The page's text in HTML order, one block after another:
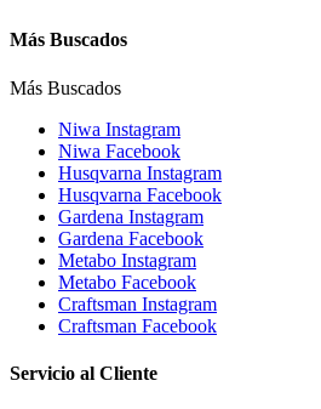
Más Buscados
Más Buscados
Niwa Instagram
Niwa Facebook
Husqvarna Instagram
Husqvarna Facebook
Gardena Instagram
Gardena Facebook
Metabo Instagram
Metabo Facebook
Craftsman Instagram
Craftsman Facebook
Servicio al Cliente